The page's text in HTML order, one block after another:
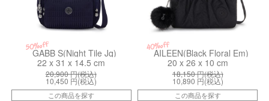
50%off
GABB S(Night Tile Jq)
22 x 31 x 14.5 cm
20,900円(税込)
10,450 円(税込)
この商品を探す
40%off
AILEEN(Black Floral Em)
20 x 26 x 10 cm
18,150円(税込)
10,890 円(税込)
この商品を探す